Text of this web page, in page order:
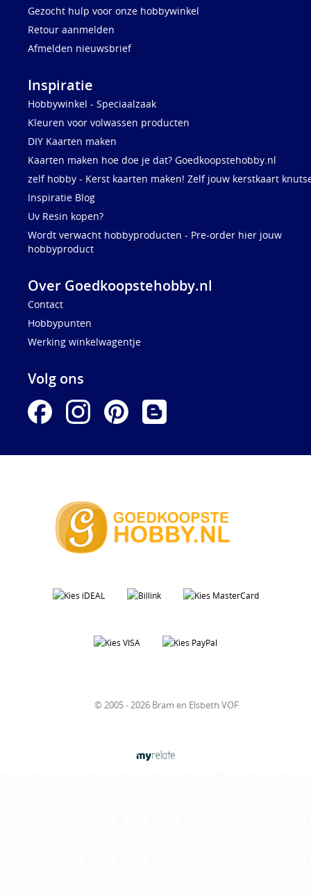
Gezocht hulp voor onze hobbywinkel
Retour aanmelden
Afmelden nieuwsbrief
Inspiratie
Hobbywinkel - Speciaalzaak
Kleuren voor volwassen producten
DIY Kaarten maken
Kaarten maken hoe doe je dat? Goedkoopstehobby.nl
zelf hobby - Kerst kaarten maken! Zelf jouw kerstkaart
Inspiratie Blog
Uv Resin kopen?
Wordt verwacht hobbyproducten - Pre-order hier jouw
hobbyproduct
Over Goedkoopstehobby.nl
Contact
Hobbypunten
Werking winkelwagentje
Volg ons
© 2005 - 2026 Bram en Elsbeth VOF